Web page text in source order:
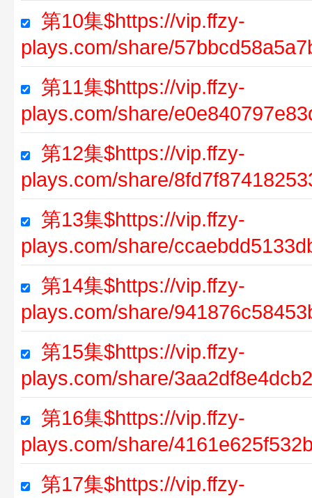
第10集$https://vip.ffzy-
plays.com/share/
第11集$https://vip.ffzy-
plays.com/share/
第12集$https://vip.ffzy-
plays.com/share/
第13集$https://vip.ffzy-
plays.com/share/
第14集$https://vip.ffzy-
plays.com/share/
第15集$https://vip.ffzy-
plays.com/share/
第16集$https://vip.ffzy-
plays.com/share/
第17集$https://vip.ffzy-